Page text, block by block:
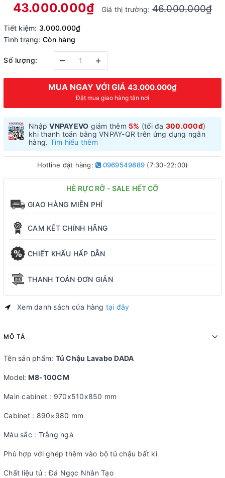
43.000.000₫ Giá thị trường:46.000.000₫
Tiết kiệm: 3.000.000₫
Tình trạng: Còn hàng
Số lượng: – +
MUA NGAY VỚI GIÁ 43.000.000₫
Đặt mua giao hàng tận nơi
NhậpVNPAYEVO giảm thêm 5% (tối đa 300.000đ)
khi thanh toán bằng VNPAY-QR trên ứng dụng ngân
hàng. Tìm hiểu thêm
Hotline đặt hàng: 0969549889 (7:30-22:00)
HÈ RỰC RỠ - SALE HẾT CỠ
GIAO HÀNG MIỄN PHÍ
CAM KẾT CHÍNH HÃNG
CHIẾT KHẤU HẤP DẪN
THANH TOÁN ĐƠN GIẢN
Xem danh sách cửa hàng tại đây
MÔ TẢ
Tên sản phẩm: Tủ Chậu Lavabo DADA
Model: M8-100CM
Main cabinet : 970x510x850 mm
Cabinet : 890×980 mm
Màu sắc : Trắng ngà
Phù hợp với ghép thêm vào bộ tủ chậu bất kì
Chất liệu tủ : Đá Ngọc Nhân Tạo